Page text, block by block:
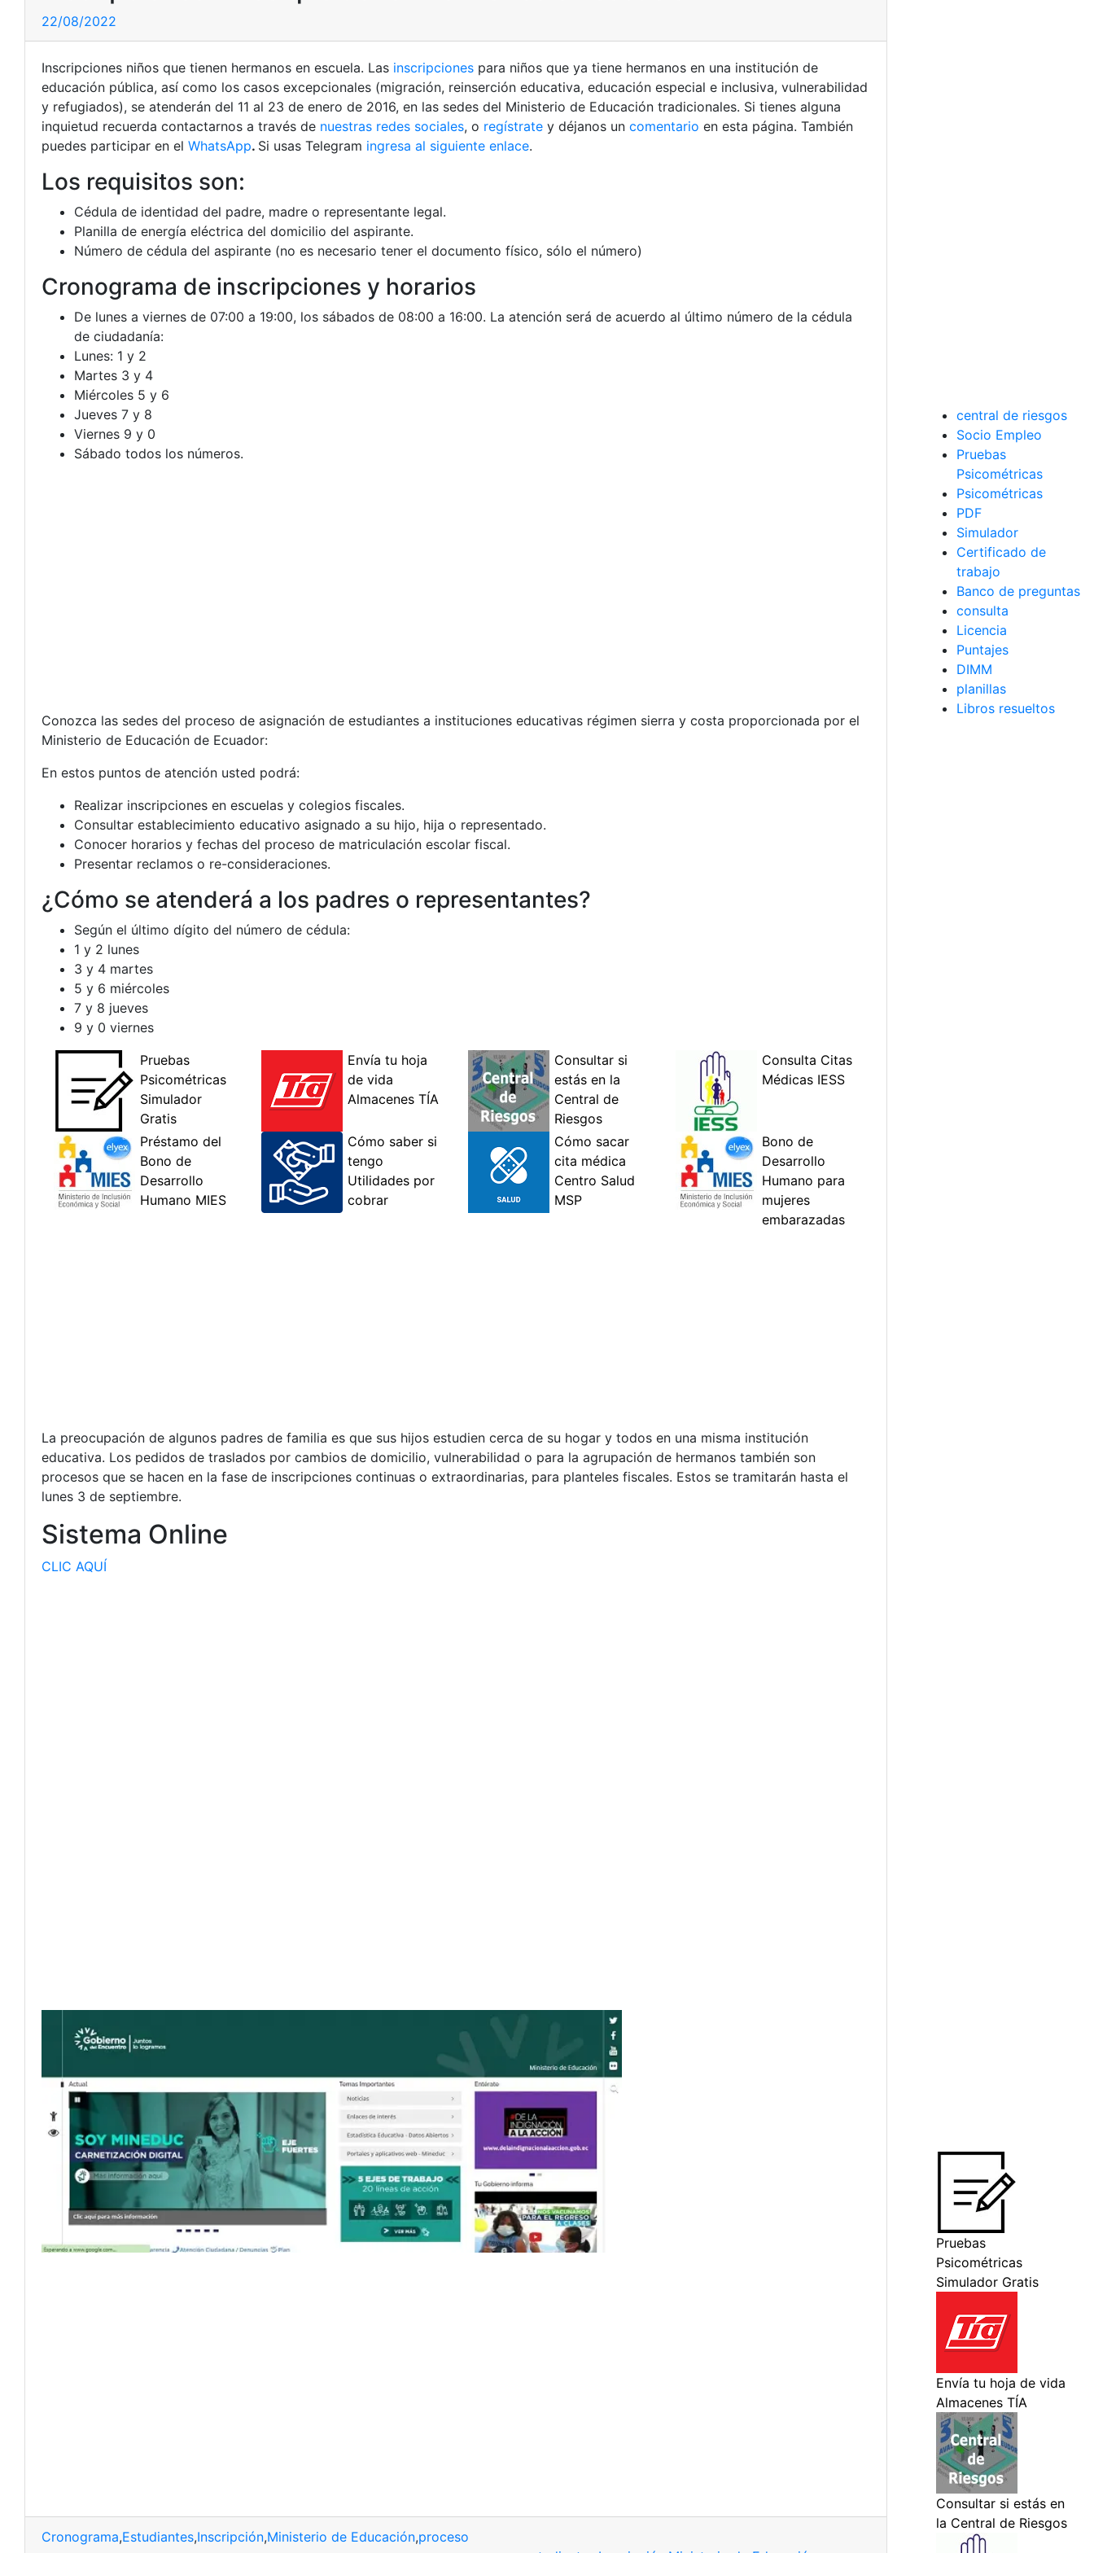
22/08/2022
Inscripciones niños que tienen hermanos en escuela. Las inscripciones para niños que ya tiene hermanos en una institución de
educación pública, así como los casos excepcionales (migración, reinserción educativa, educación especial e inclusiva, vulnerabilidad
y refugiados), se atenderán del 11 al 23 de enero de 2016, en las sedes del Ministerio de Educación tradicionales. Si tienes alguna
inquietud recuerda contactarnos a través de nuestras redes sociales, o regístrate y déjanos un comentario en esta página. También
puedes participar en el WhatsApp. Si usas Telegram ingresa al siguiente enlace.
Los requisitos son:
Cédula de identidad del padre, madre o representante legal.
Planilla de energía eléctrica del domicilio del aspirante.
Número de cédula del aspirante (no es necesario tener el documento físico, sólo el número)
Cronograma de inscripciones y horarios
De lunes a viernes de 07:00 a 19:00, los sábados de 08:00 a 16:00. La atención será de acuerdo al último número de la cédula
de ciudadanía:
Lunes: 1 y 2
Martes 3 y 4
Miércoles 5 y 6
Jueves 7 y 8
Viernes 9 y 0
Sábado todos los números.
Conozca las sedes del proceso de asignación de estudiantes a instituciones educativas régimen sierra y costa proporcionada por el
Ministerio de Educación de Ecuador:
En estos puntos de atención usted podrá:
Realizar inscripciones en escuelas y colegios fiscales.
Consultar establecimiento educativo asignado a su hijo, hija o representado.
Conocer horarios y fechas del proceso de matriculación escolar fiscal.
Presentar reclamos o re-consideraciones.
¿Cómo se atenderá a los padres o representantes?
Según el último dígito del número de cédula:
1 y 2 lunes
3 y 4 martes
5 y 6 miércoles
7 y 8 jueves
9 y 0 viernes
La preocupación de algunos padres de familia es que sus hijos estudien cerca de su hogar y todos en una misma institución
educativa. Los pedidos de traslados por cambios de domicilio, vulnerabilidad o para la agrupación de hermanos también son
procesos que se hacen en la fase de inscripciones continuas o extraordinarias, para planteles fiscales. Estos se tramitarán hasta el
lunes 3 de septiembre.
Sistema Online
CLIC AQUÍ
Cronograma,Estudiantes,Inscripción,Ministerio de Educación,proceso
central de riesgos
Socio Empleo
Pruebas
Psicométricas
Psicométricas
PDF
Simulador
Certificado de
trabajo
Banco de preguntas
consulta
Licencia
Puntajes
DIMM
planillas
Libros resueltos